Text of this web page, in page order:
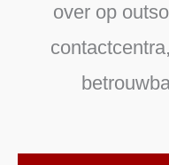
over op